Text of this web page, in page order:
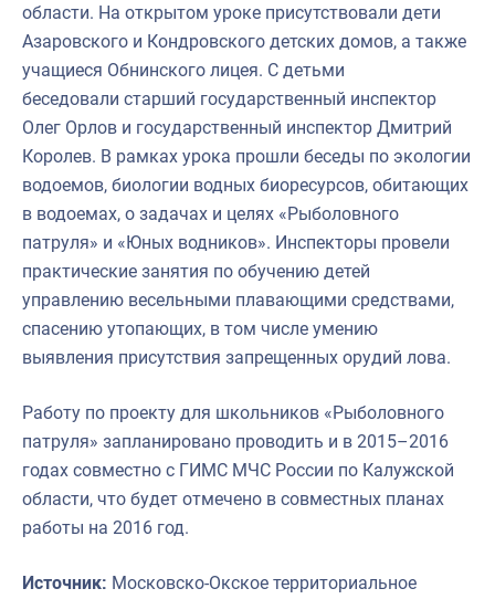
области. На открытом уроке присутствовали дети
Азаровского и Кондровского детских домов, а также
учащиеся Обнинского лицея. С детьми
беседовали старший государственный инспектор
Олег Орлов и государственный инспектор Дмитрий
Королев. В рамках урока прошли беседы по экологии
водоемов, биологии водных биоресурсов, обитающих
в водоемах, о задачах и целях «Рыболовного
патруля» и «Юных водников». Инспекторы провели
практические занятия по обучению детей
управлению весельными плавающими средствами,
спасению утопающих, в том числе умению
выявления присутствия запрещенных орудий лова.
Работу по проекту для школьников «Рыболовного
патруля» запланировано проводить и в 2015–2016
годах совместно с ГИМС МЧС России по Калужской
области, что будет отмечено в совместных планах
работы на 2016 год.
Источник: Московско-Окское территориальное